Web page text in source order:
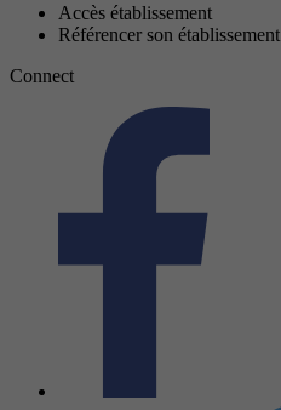
Accès établissement
Référencer son établissement
Connect